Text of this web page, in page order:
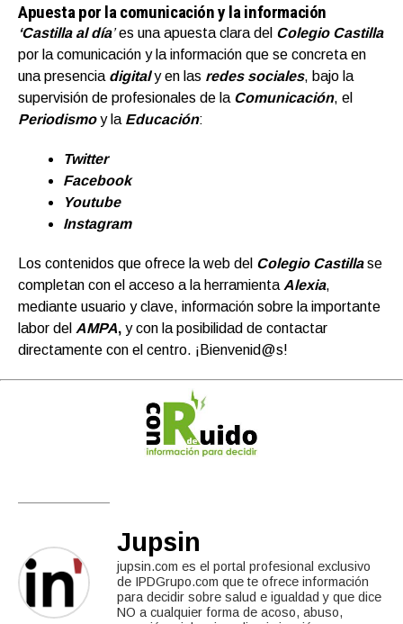
Apuesta por la comunicación y la información
‘Castilla al día’es una apuesta clara del Colegio Castilla
por la comunicación y la información que se concreta en
una presencia digitaly en las redes sociales, bajo la
supervisión de profesionales de la Comunicación, el
Periodismoy la Educación:
Twitter
Facebook
Youtube
Instagram
Los contenidos que ofrece la web del Colegio Castillase
completan con el acceso a la herramienta Alexia,
mediante usuario y clave, información sobre la importante
labor del AMPA, y con la posibilidad de contactar
directamente con el centro. ¡Bienvenid@s!
Jupsin
jupsin.com es el portal profesional exclusivo
de IPDGrupo.com que te ofrece información
para decidir sobre salud e igualdad y que dice
NO a cualquier forma de acoso, abuso,